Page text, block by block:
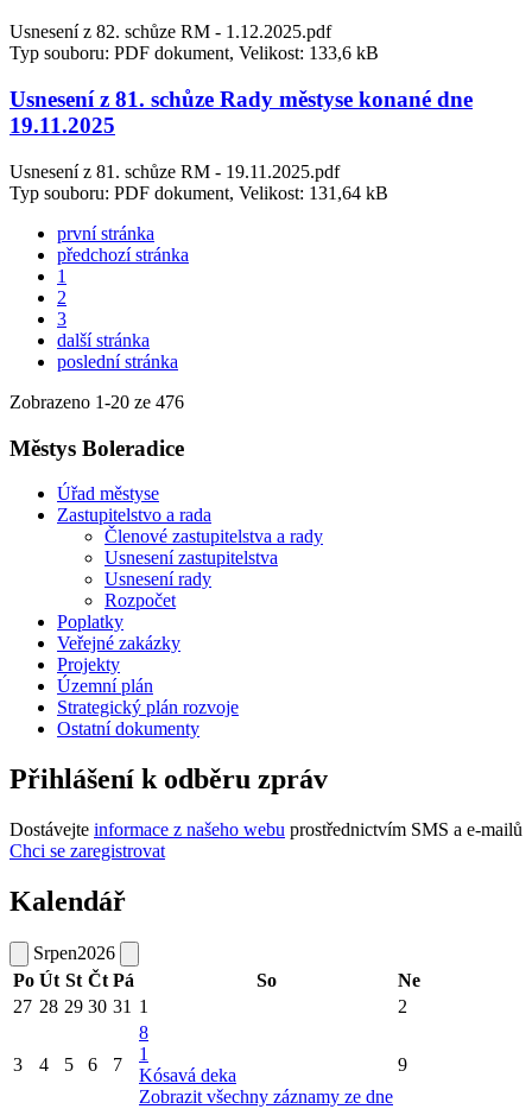
Usnesení z 82. schůze RM - 1.12.2025.pdf
Typ souboru: PDF dokument, Velikost: 133,6 kB
Usnesení z 81. schůze Rady městyse konané dne
19.11.2025
Usnesení z 81. schůze RM - 19.11.2025.pdf
Typ souboru: PDF dokument, Velikost: 131,64 kB
první stránka
předchozí stránka
1
2
3
další stránka
poslední stránka
Zobrazeno 1-20 ze 476
Městys Boleradice
Úřad městyse
Zastupitelstvo a rada
Členové zastupitelstva a rady
Usnesení zastupitelstva
Usnesení rady
Rozpočet
Poplatky
Veřejné zakázky
Projekty
Územní plán
Strategický plán rozvoje
Ostatní dokumenty
Přihlášení k odběru zpráv
Dostávejte informace z našeho webu prostřednictvím SMS a e-mailů
Chci se zaregistrovat
Kalendář
Srpen2026
Po Út St Čt Pá So
Ne
27 28 29 30 31 1 2
3 4 5 6 7
8
1
Kósavá deka
Zobrazit všechny záznamy ze dne
9